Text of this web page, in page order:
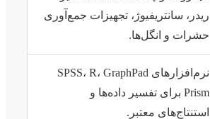
ریدر، سانتریفیوژ، تجهیزات جمع‌آوری
حشرات و انگل‌ها.
نرم‌افزارهای SPSS، R، GraphPad
Prism برای تفسیر داده‌ها و
استنتاج‌های معتبر.